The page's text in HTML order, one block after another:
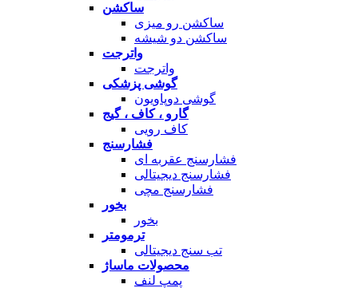
ساکشن
ساکشن رو میزی
ساکشن دو شیشه
واترجت
واترجت
گوشی پزشکی
گوشی دوپاویون
گارو ، کاف ، گیج
کاف رویی
فشارسنج
فشارسنج عقربه ای
فشارسنج دیجیتالی
فشارسنج مچی
بخور
بخور
ترمومتر
تب سنج دیجیتالی
محصولات ماساژ
پمپ لنف